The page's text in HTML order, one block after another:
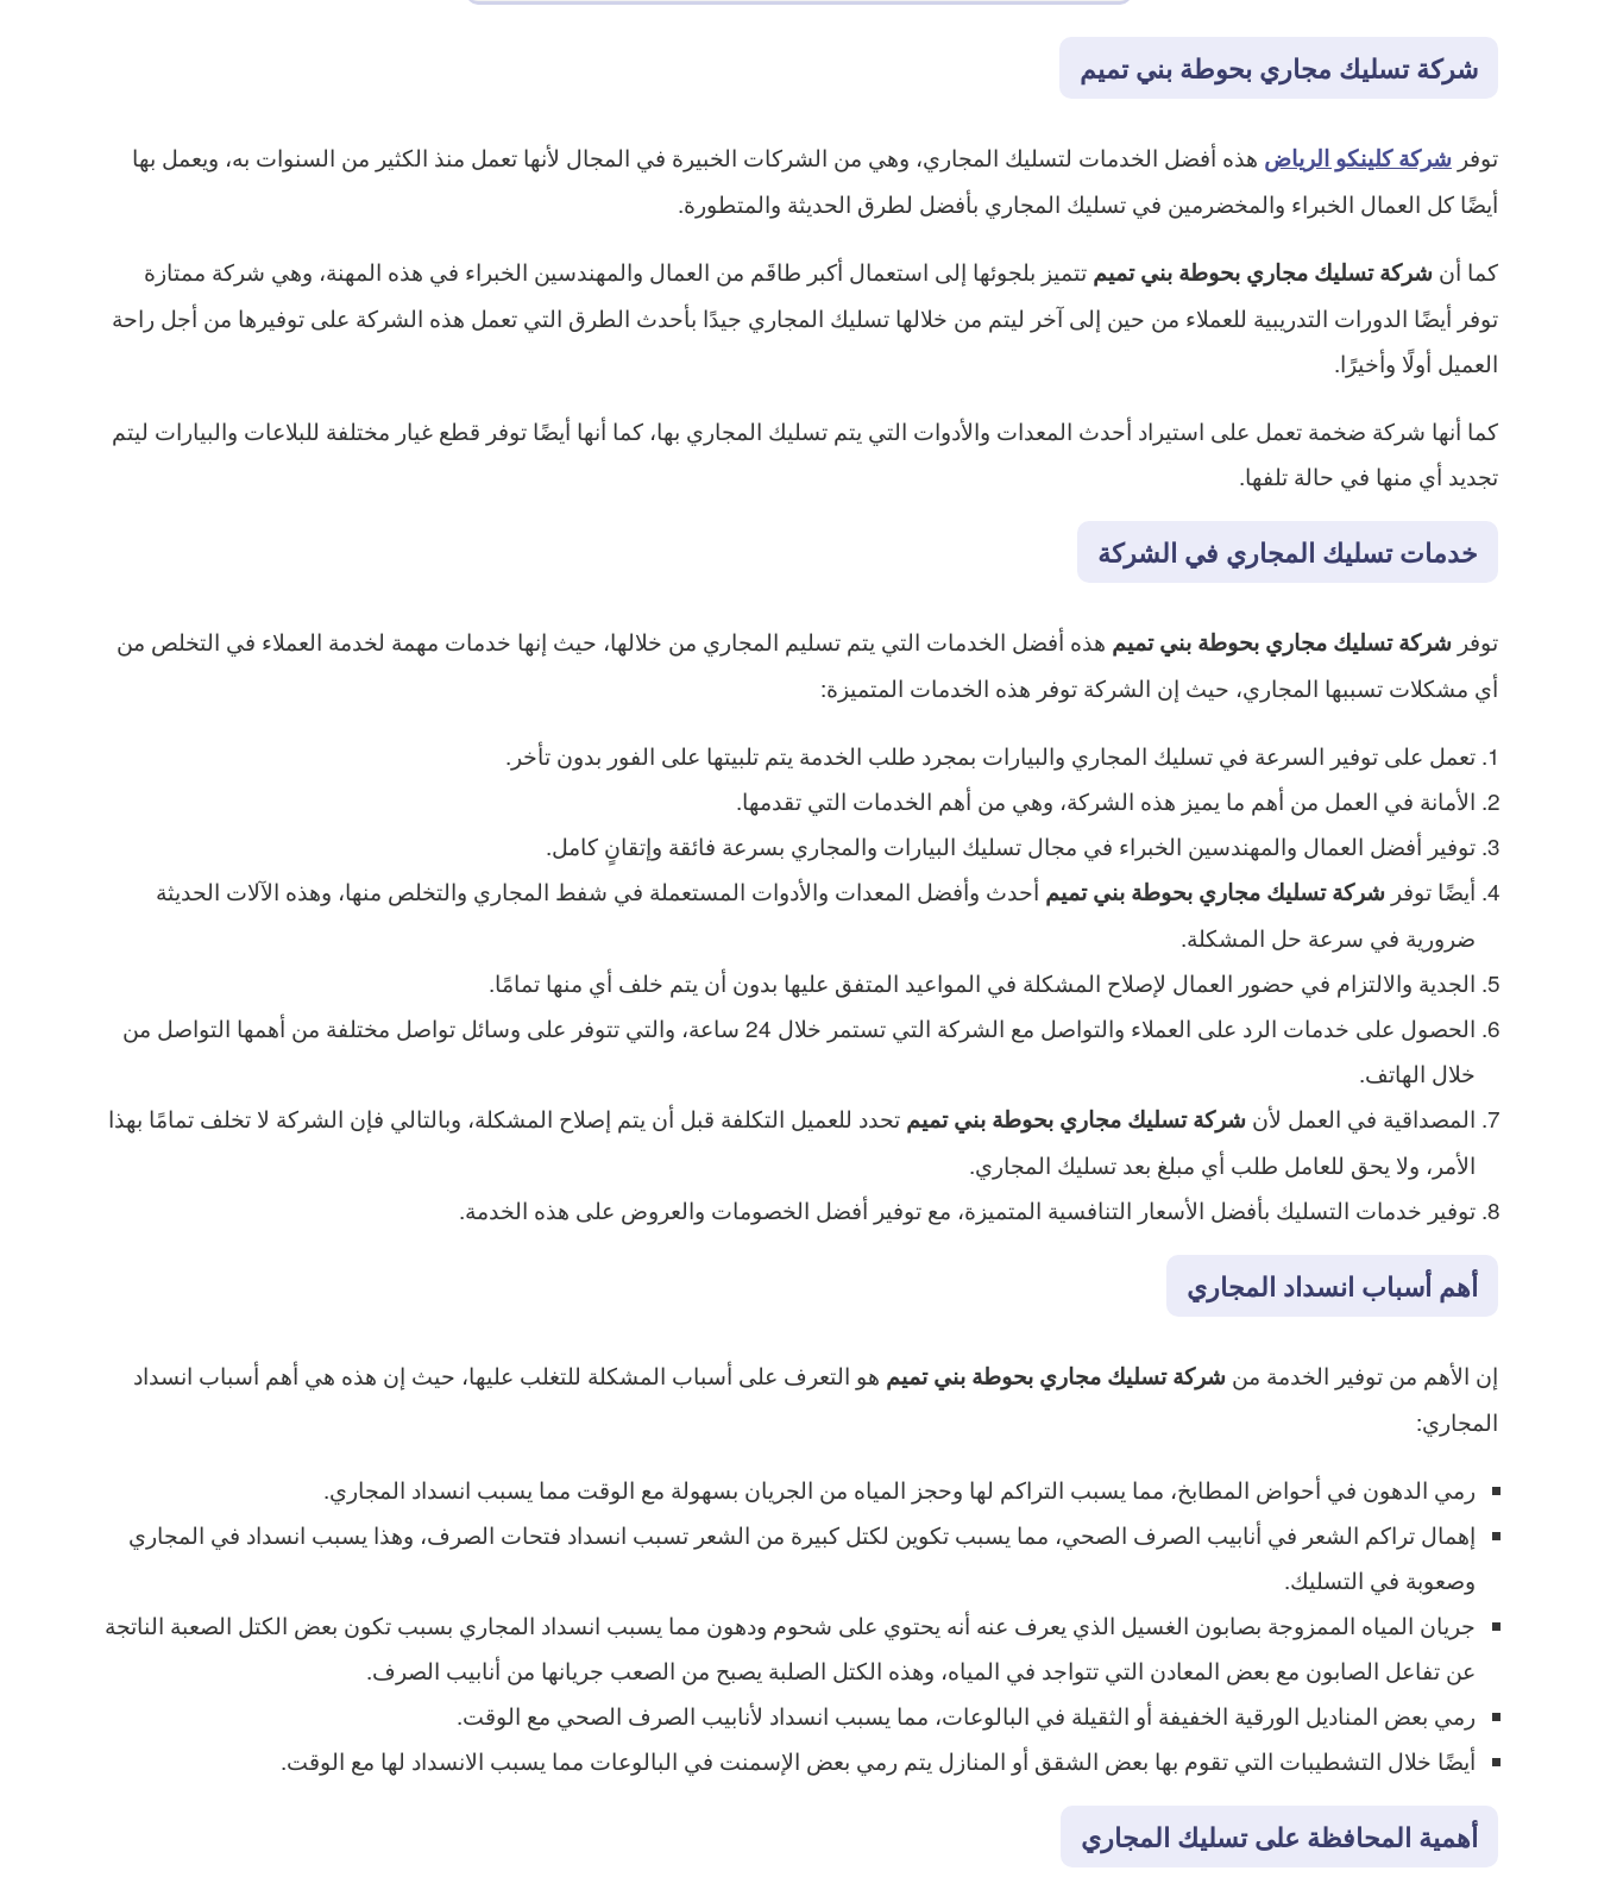
شركة تسليك مجاري بحوطة بني تميم
توفر شركة كلينكو الرياض هذه أفضل الخدمات لتسليك المجاري، وهي من الشركات الخبيرة في المجال لأنها تعمل منذ الكثير من السنوات به، ويعمل بها
أيضًا كل العمال الخبراء والمخضرمين في تسليك المجاري بأفضل لطرق الحديثة والمتطورة.
كما أن شركة تسليك مجاري بحوطة بني تميم تتميز بلجوئها إلى استعمال أكبر طاقَم من العمال والمهندسين الخبراء في هذه المهنة، وهي شركة ممتازة
توفر أيضًا الدورات التدريبية للعملاء من حين إلى آخر ليتم من خلالها تسليك المجاري جيدًا بأحدث الطرق التي تعمل هذه الشركة على توفيرها من أجل راحة
العميل أولًا وأخيرًا.
كما أنها شركة ضخمة تعمل على استيراد أحدث المعدات والأدوات التي يتم تسليك المجاري بها، كما أنها أيضًا توفر قطع غيار مختلفة للبلاعات والبيارات ليتم
تجديد أي منها في حالة تلفها.
خدمات تسليك المجاري في الشركة
توفر شركة تسليك مجاري بحوطة بني تميم هذه أفضل الخدمات التي يتم تسليم المجاري من خلالها، حيث إنها خدمات مهمة لخدمة العملاء في التخلص من
أي مشكلات تسببها المجاري، حيث إن الشركة توفر هذه الخدمات المتميزة:
تعمل على توفير السرعة في تسليك المجاري والبيارات بمجرد طلب الخدمة يتم تلبيتها على الفور بدون تأخر.
الأمانة في العمل من أهم ما يميز هذه الشركة، وهي من أهم الخدمات التي تقدمها.
توفير أفضل العمال والمهندسين الخبراء في مجال تسليك البيارات والمجاري بسرعة فائقة وإتقانٍ كامل.
أيضًا توفر شركة تسليك مجاري بحوطة بني تميم أحدث وأفضل المعدات والأدوات المستعملة في شفط المجاري والتخلص منها، وهذه الآلات الحديثة
ضرورية في سرعة حل المشكلة.
الجدية والالتزام في حضور العمال لإصلاح المشكلة في المواعيد المتفق عليها بدون أن يتم خلف أي منها تمامًا.
الحصول على خدمات الرد على العملاء والتواصل مع الشركة التي تستمر خلال 24 ساعة، والتي تتوفر على وسائل تواصل مختلفة من أهمها التواصل من
خلال الهاتف.
المصداقية في العمل لأن شركة تسليك مجاري بحوطة بني تميم تحدد للعميل التكلفة قبل أن يتم إصلاح المشكلة، وبالتالي فإن الشركة لا تخلف تمامًا بهذا
الأمر، ولا يحق للعامل طلب أي مبلغ بعد تسليك المجاري.
توفير خدمات التسليك بأفضل الأسعار التنافسية المتميزة، مع توفير أفضل الخصومات والعروض على هذه الخدمة.
أهم أسباب انسداد المجاري
إن الأهم من توفير الخدمة من شركة تسليك مجاري بحوطة بني تميم هو التعرف على أسباب المشكلة للتغلب عليها، حيث إن هذه هي أهم أسباب انسداد
المجاري:
رمي الدهون في أحواض المطابخ، مما يسبب التراكم لها وحجز المياه من الجريان بسهولة مع الوقت مما يسبب انسداد المجاري.
إهمال تراكم الشعر في أنابيب الصرف الصحي، مما يسبب تكوين لكتل كبيرة من الشعر تسبب انسداد فتحات الصرف، وهذا يسبب انسداد في المجاري
وصعوبة في التسليك.
جريان المياه الممزوجة بصابون الغسيل الذي يعرف عنه أنه يحتوي على شحوم ودهون مما يسبب انسداد المجاري بسبب تكون بعض الكتل الصعبة الناتجة
عن تفاعل الصابون مع بعض المعادن التي تتواجد في المياه، وهذه الكتل الصلبة يصبح من الصعب جريانها من أنابيب الصرف.
رمي بعض المناديل الورقية الخفيفة أو الثقيلة في البالوعات، مما يسبب انسداد لأنابيب الصرف الصحي مع الوقت.
أيضًا خلال التشطيبات التي تقوم بها بعض الشقق أو المنازل يتم رمي بعض الإسمنت في البالوعات مما يسبب الانسداد لها مع الوقت.
أهمية المحافظة على تسليك المجاري